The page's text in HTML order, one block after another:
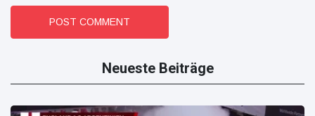
POST COMMENT
Neueste Beiträge